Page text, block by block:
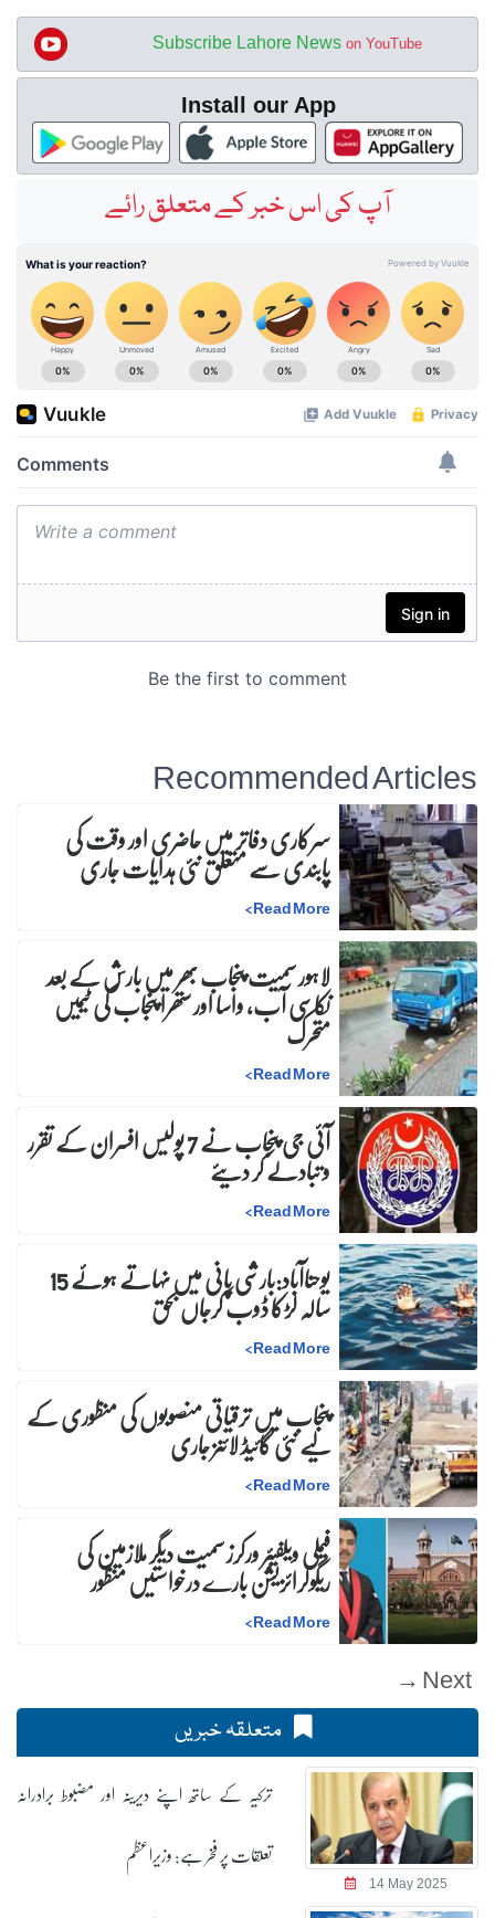
Subscribe Lahore News on YouTube
Install our App
آپ کی اس خبر کے متعلق رائے
Recommended Articles
سرکاری دفاتر میں حاضری اور وقت کی
پابندی سے متعلق نئی ہدایات جاری
Read More
>
لاہور سمیت پنجاب بھر میں بارش کے بعد
نکاسی آب، واسا اور ستھرا پنجاب کی ٹیمیں
متحرک
Read More
>
آئی جی پنجاب نے 7 پولیس افسران کے تقرر و تبادلے کر دیئے
Read More
>
یوحناآباد:بارشی پانی میں نہاتے ہوئے 15 سالہ لڑکا ڈوب کرجاں بحق
Read More
>
پنجاب میں ترقیاتی منصوبوں کی منظوری کے
لیے نئی گائیڈ لائنز جاری
Read More
>
فیملی ویلفیئر ورکرز سمیت دیگر ملازمین کی
ریگولرائزیشن بارے درخواستیں منظور
Read More
>
Next →
متعلقہ خبریں
14 May 2025
ترکیہ کے ساتھ اپنے دیرینہ اور مضبوط برادرانہ
تعلقات پر فخر ہے: وزیراعظم